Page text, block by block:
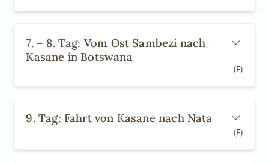
7. – 8. Tag: Vom Ost Sambezi nach
Kasane in Botswana
(F)
9. Tag: Fahrt von Kasane nach Nata
(F)